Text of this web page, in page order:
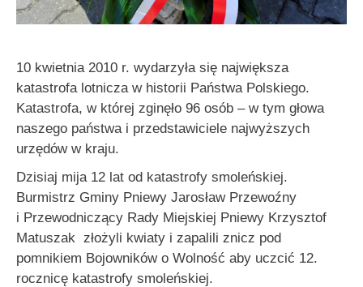
10 kwietnia 2010 r. wydarzyła się największa
katastrofa lotnicza w historii Państwa Polskiego.
Katastrofa, w której zginęło 96 osób – w tym głowa
naszego państwa i przedstawiciele najwyższych
urzędów w kraju.
Dzisiaj mija 12 lat od katastrofy smoleńskiej.
Burmistrz Gminy Pniewy Jarosław Przewoźny
i Przewodniczący Rady Miejskiej Pniewy Krzysztof
Matuszak złożyli kwiaty i zapalili znicz pod
pomnikiem Bojowników o Wolność aby uczcić 12.
rocznicę katastrofy smoleńskiej.